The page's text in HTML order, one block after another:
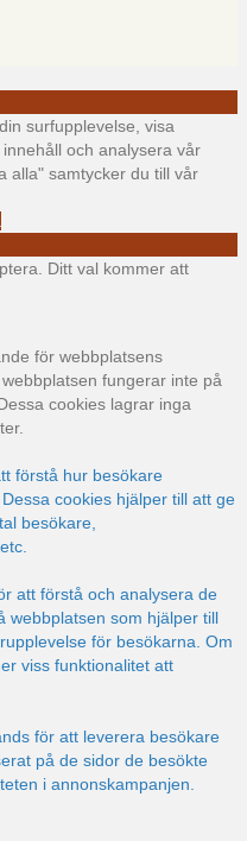
surfupplevelse, visa
och analysera vår
alla" samtycker du till vår
Ditt val kommer att
för webbplatsens
fungerar inte på
cookies lagrar inga
förstå hur besökare
cookies hjälper till att ge
besökare,
att förstå och analysera de
webbplatsen som hjälper till
för besökarna. Om
viss funktionalitet att
för att leverera besökare
på de sidor de besökte
i annonskampanjen.